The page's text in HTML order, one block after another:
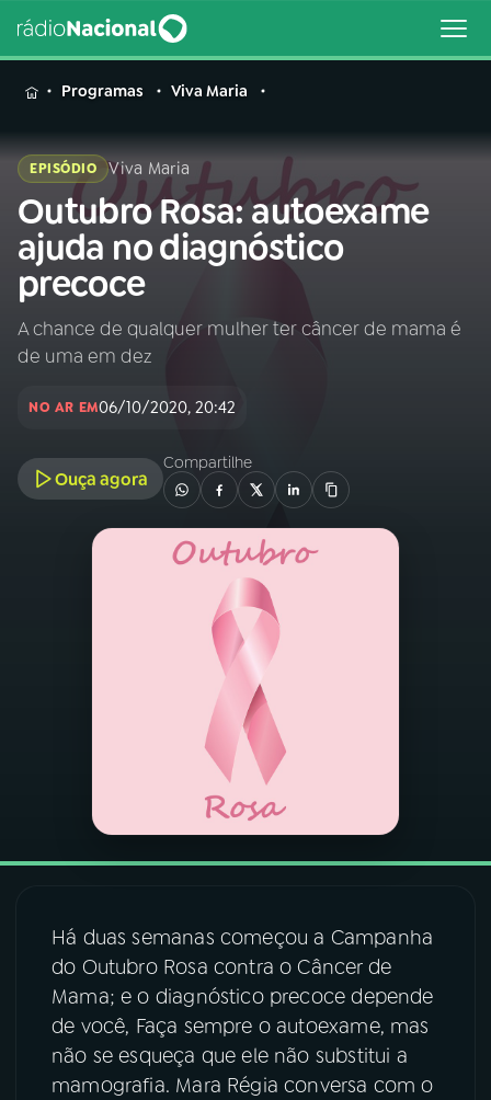
MENU
Buscar
na
Rádio
Nacional
Buscar
AO VIVO
INÍCIO
A RÁDIO
PROGRAMAÇÃO
ÚLTIMAS
ACOMPANHE A RÁDIO NACIONAL
YouTube Facebook
Instagram X
Programas Viva Maria
EPISÓDIO Viva Maria
Outubro Rosa: autoexame
ajuda no diagnóstico
precoce
A chance de qualquer mulher ter câncer de mama é
de uma em dez
NO AR EM06/10/2020, 20:42
Ouça agora
Compartilhe
Há duas semanas começou a Campanha
do Outubro Rosa contra o Câncer de
Mama; e o diagnóstico precoce depende
de você, Faça sempre o autoexame, mas
não se esqueça que ele não substitui a
mamografia. Mara Régia conversa com o